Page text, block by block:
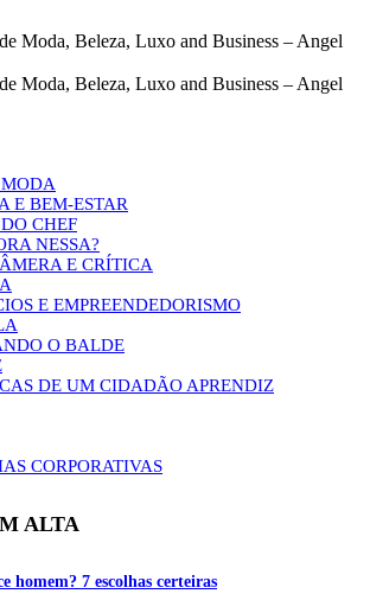
E BEM-ESTAR
CHEF
NESSA?
E CRÍTICA
E EMPREENDEDORISMO
O BALDE
DE UM CIDADÃO APRENDIZ
CORPORATIVAS
ALTA
homem? 7 escolhas certeiras